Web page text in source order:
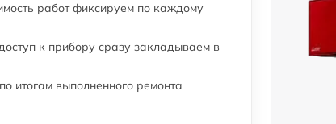
работ фиксируем по каждому
к прибору сразу закладываем в
итогам выполненного ремонта